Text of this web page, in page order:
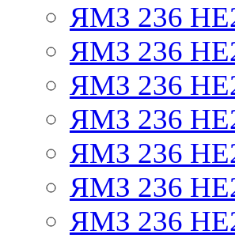
ЯМЗ 236
ЯМЗ 236
ЯМЗ 236
ЯМЗ 236
ЯМЗ 236
ЯМЗ 236 НЕ2
ЯМЗ 236 НЕ2